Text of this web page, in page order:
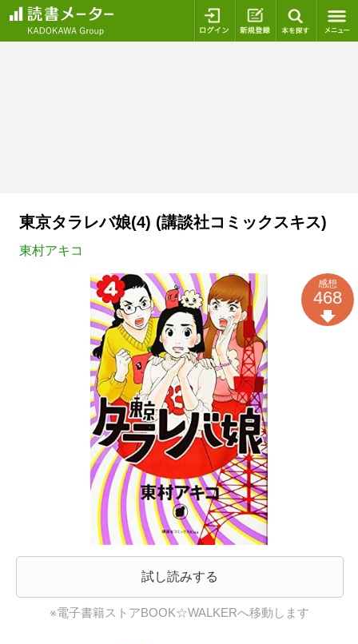
ログイン 新規登録
東京タラレバ娘(4) (講談社コミックスキス)
東村アキコ
試し読みする
※電子書籍ストアBOOK☆WALKERへ移動します
感想
468